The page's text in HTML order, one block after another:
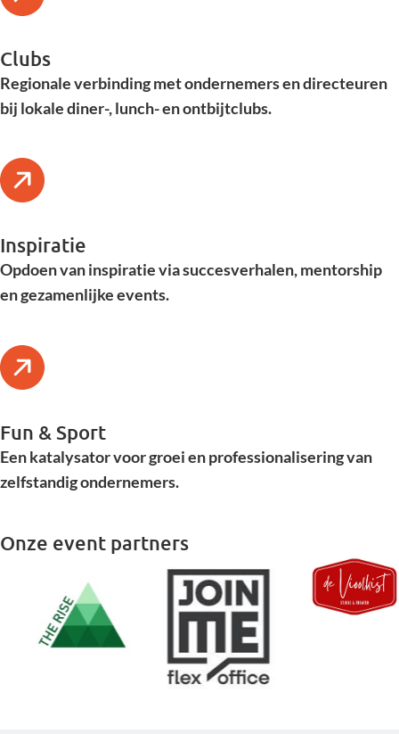
Clubs
Regionale verbinding met ondernemers en directeuren
bij lokale diner-, lunch- en ontbijtclubs.
Inspiratie
Opdoen van inspiratie via succesverhalen, mentorship
en gezamenlijke events.
Fun & Sport
Een katalysator voor groei en professionalisering van
zelfstandig ondernemers.
Onze event partners